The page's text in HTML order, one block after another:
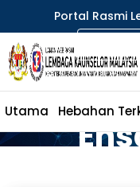
Portal Rasmi
Utama Hebahan